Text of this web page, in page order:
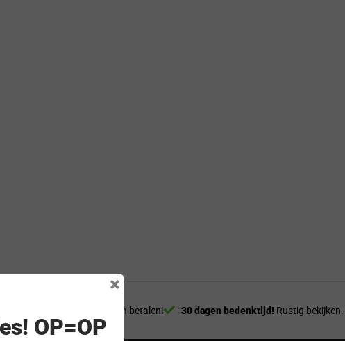
Eerst zien, dan betalen! 30 dagen bedenktijd! Rustig bekijken.
OP=OP
×